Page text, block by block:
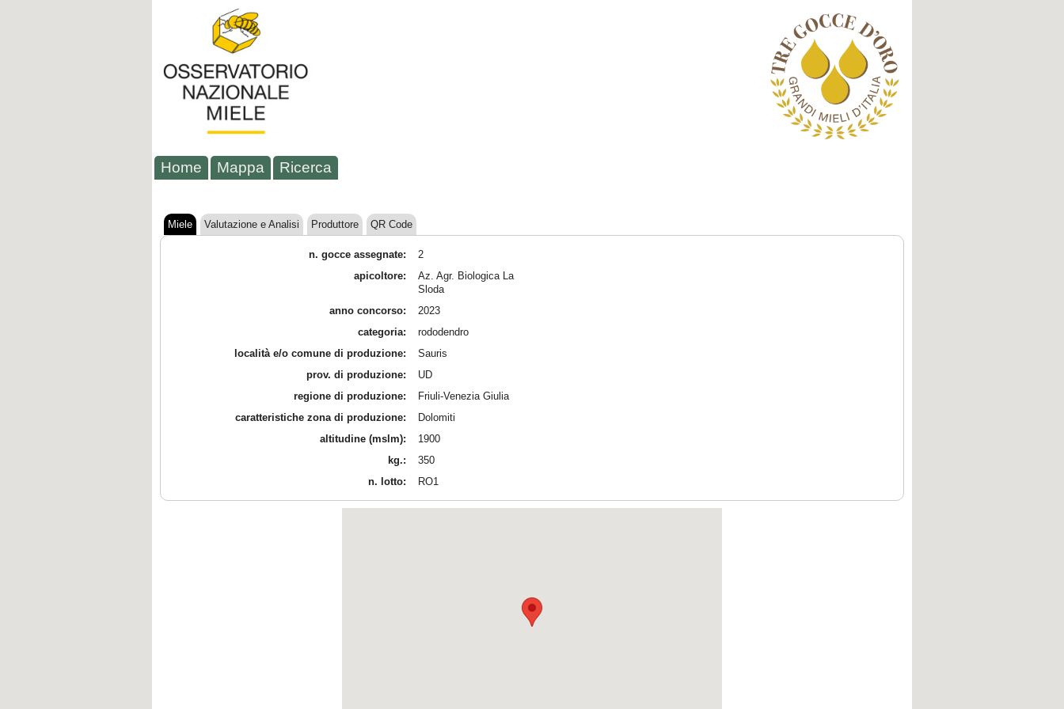
Home Mappa Ricerca
Miele Valutazione e Analisi Produttore QR Code
n. gocce assegnate:
2
apicoltore:
Az. Agr. Biologica La
Sloda
anno concorso:
2023
categoria:
rododendro
località e/o comune di produzione:
Sauris
prov. di produzione:
UD
regione di produzione:
Friuli-Venezia Giulia
caratteristiche zona di produzione:
Dolomiti
altitudine (mslm):
1900
kg.:
350
n. lotto:
RO1